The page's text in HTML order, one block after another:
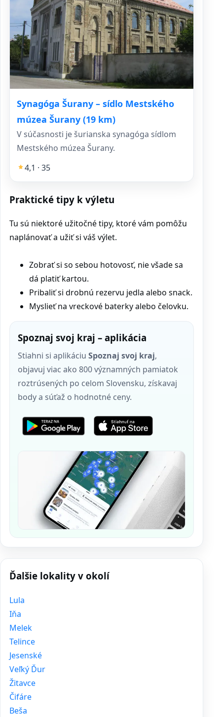
Synagóga Šurany – sídlo Mestského
múzea Šurany (19 km)
V súčasnosti je šurianska synagóga sídlom
Mestského múzea Šurany.
4,1 · 35
Praktické tipy k výletu
Tu sú niektoré užitočné tipy, ktoré vám pomôžu
naplánovať a užiť si váš výlet.
Zobrať si so sebou hotovosť, nie všade sa
dá platiť kartou.
Pribaliť si drobnú rezervu jedla alebo snack.
Myslieť na vreckové baterky alebo čelovku.
Spoznaj svoj kraj – aplikácia
Stiahni si aplikáciu Spoznaj svoj kraj,
objavuj viac ako 800 významných pamiatok
roztrúsených po celom Slovensku, získavaj
body a súťaž o hodnotné ceny.
Ďalšie lokality v okolí
Lula
Iňa
Melek
Telince
Jesenské
Veľký Ďur
Žitavce
Čifáre
Beša